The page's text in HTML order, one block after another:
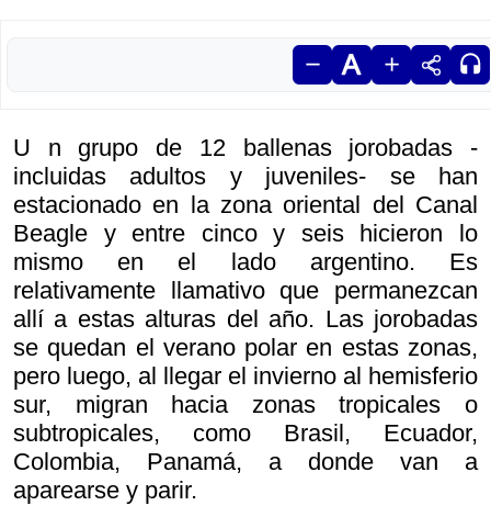
U n grupo de 12 ballenas jorobadas -
incluidas adultos y juveniles- se han
estacionado en la zona oriental del Canal
Beagle y entre cinco y seis hicieron lo
mismo en el lado argentino. Es
relativamente llamativo que permanezcan
allí a estas alturas del año. Las jorobadas
se quedan el verano polar en estas zonas,
pero luego, al llegar el invierno al hemisferio
sur, migran hacia zonas tropicales o
subtropicales, como Brasil, Ecuador,
Colombia, Panamá, a donde van a
aparearse y parir.